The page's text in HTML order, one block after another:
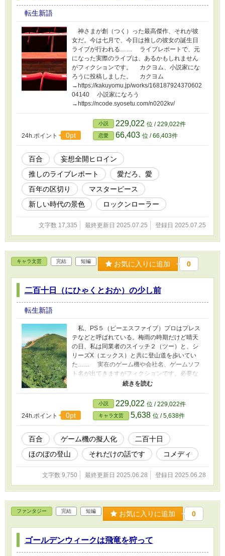
転生新語
神さまが創（つく）った最高傑作、それが彼
女だ。今は七月で、今日は推しの彼女の誕生日
ライブが行われる…… ライブレポートで、元
になった実際のライブは、あるかもしれません
がフィクションです。 カクヨム、小説家にな
ろうに投稿しました。 カクヨム
→https://kakuyomu.jp/works/168187924370602
04140 小説家になろう
→https://ncode.syosetu.com/n0202kv/
24h.ポイント 0pt
小説 229,022 位 / 229,022件
恋愛 66,403 位 / 66,403件
百合
妄想全開ヒロイン
推しのライブレポート
愛だろ、愛
百年の区切り
マスターピース
新しい時代の景色
ロックンローラー
文字数 17,335 最終更新日 2025.07.25 登録日 2025.07.25
キャラ文芸 完結 短編 お気に入りに追加 0
二百十日（にひゃくとおか）の少し前
転生新語
私、PS５（ピーエスファイブ）プロはプレス
テなどと呼ばれている。梅雨の時期だけど晴天
の日、私は同業者のスイッチ２（ツー）と、シ
リーズX（エックス）と共に登山道を歩いてい
た…… 実在のゲーム機や会社名、ゲームソフ
ト名が出てきますがフィクションです。必要な
ら、伏せ字で対応します。 カクヨムに投稿し
ています
→https://kakuyomu.jp/works/168187924355289
59550 また小説家になろうにも投稿しました
→https://ncode.syosetu.com/n5632kr/
24h.ポイント 0pt
小説 229,022 位 / 229,022件
キャラ文芸 5,638 位 / 5,638件
百合 ゲーム機の擬人化
二百十日
ほのぼの登山
それだけの話です コメディ
文字数 9,750 最終更新日 2025.06.28 登録日 2025.06.28
ファンタジー 完結 短編 お気に入りに追加 0
ゴールデンウィークは飛竜を狩って